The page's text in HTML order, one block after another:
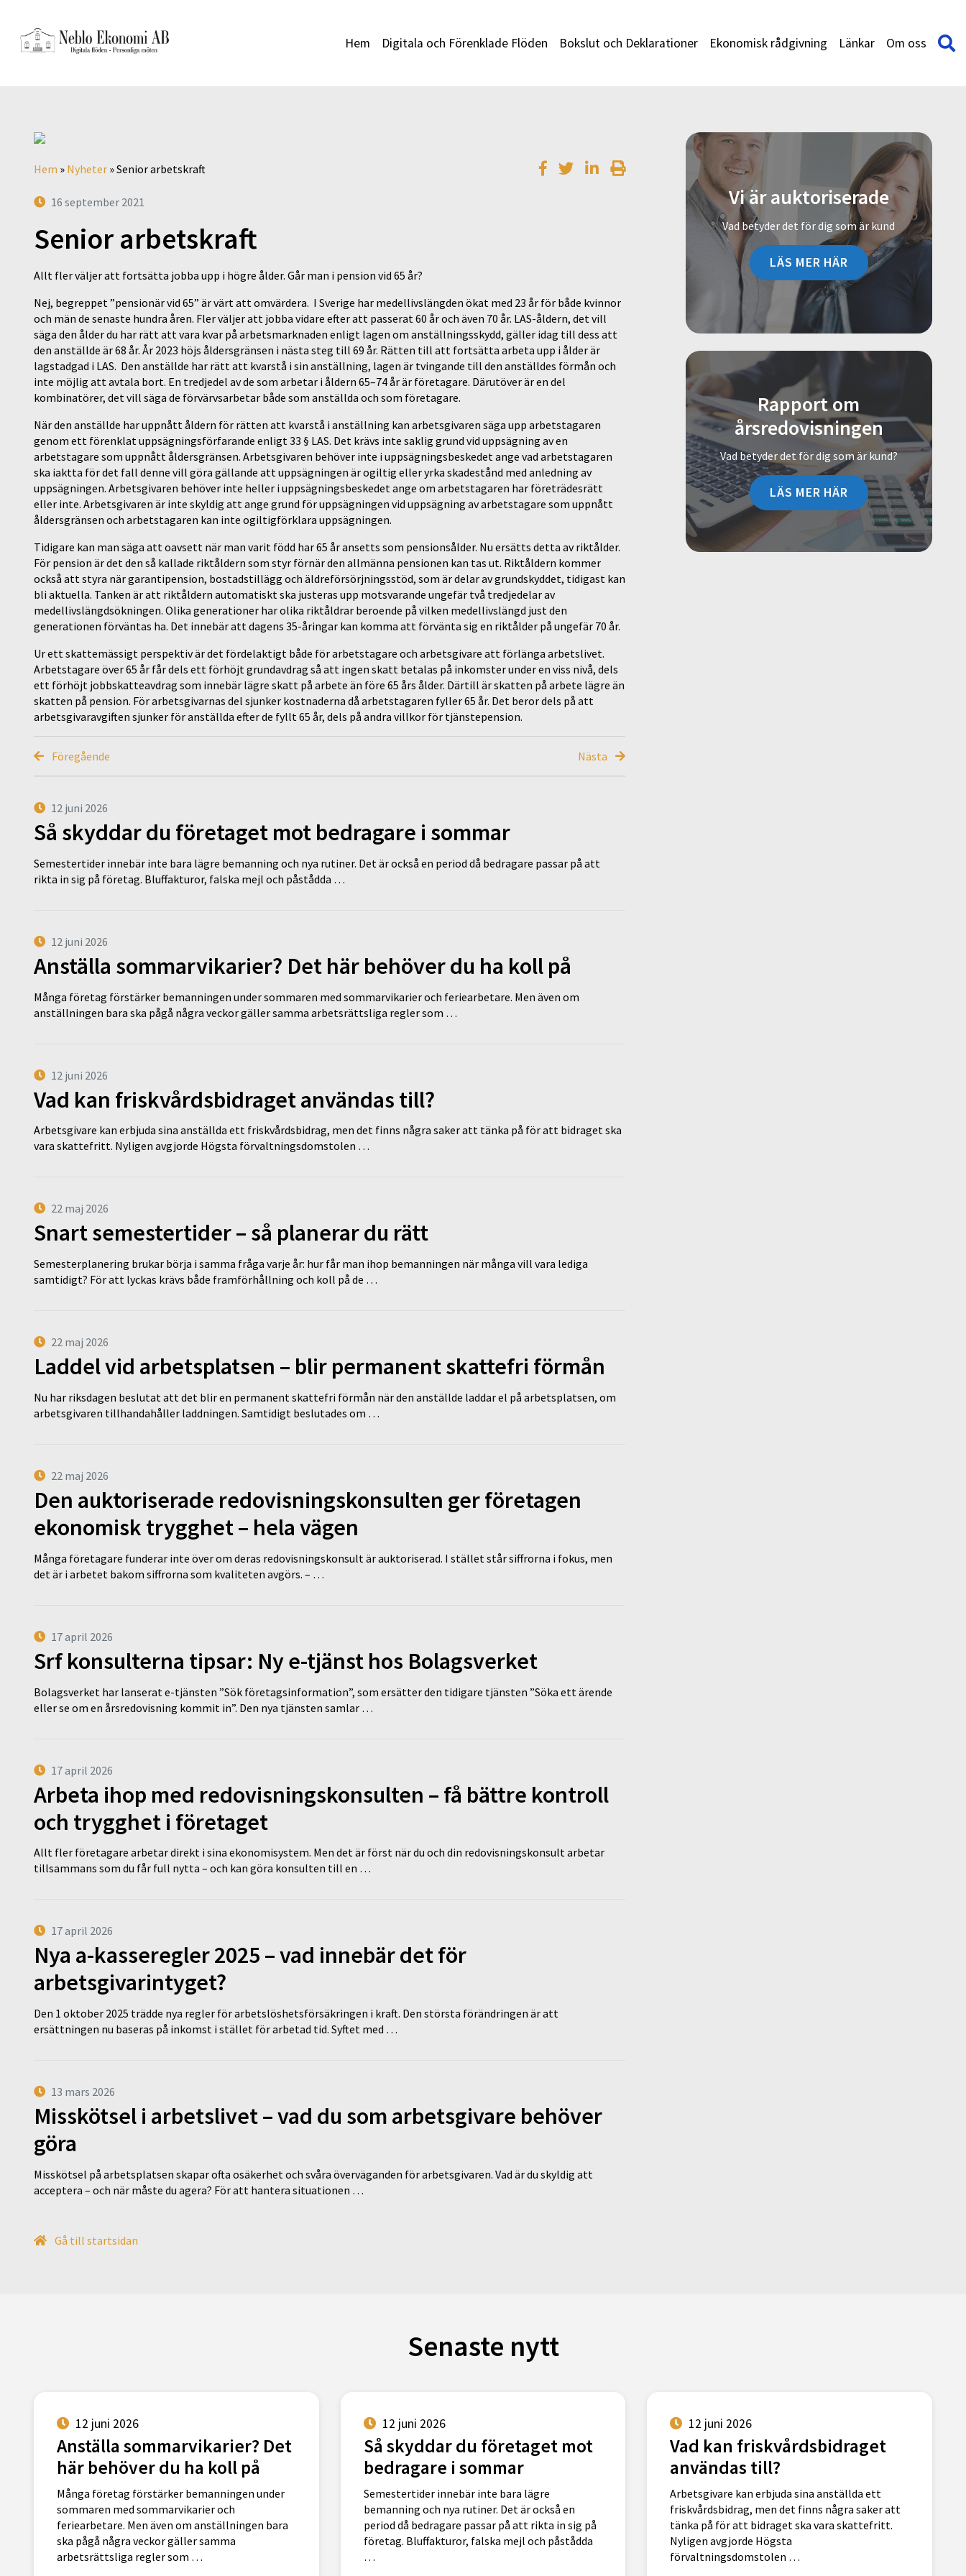
Hem Digitala och Förenklade Flöden Bokslut och Deklarationer Ekonomisk rådgivning Länkar Om oss
Hem » Nyheter »Senior arbetskraft
16 september 2021
Senior arbetskraft
Allt fler väljer att fortsätta jobba upp i högre ålder. Går man i pension vid 65 år?
Nej, begreppet ”pensionär vid 65” är värt att omvärdera. I Sverige har medellivslängden ökat med 23 år för både kvinnor
och män de senaste hundra åren. Fler väljer att jobba vidare efter att passerat 60 år och även 70 år. LAS-åldern, det vill
säga den ålder du har rätt att vara kvar på arbetsmarknaden enligt lagen om anställningsskydd, gäller idag till dess att
den anställde är 68 år. År 2023 höjs åldersgränsen i nästa steg till 69 år. Rätten till att fortsätta arbeta upp i ålder är
lagstadgad i LAS. Den anställde har rätt att kvarstå i sin anställning, lagen är tvingande till den anställdes förmån och
inte möjlig att avtala bort. En tredjedel av de som arbetar i åldern 65–74 år är företagare. Därutöver är en del
kombinatörer, det vill säga de förvärvsarbetar både som anställda och som företagare.
När den anställde har uppnått åldern för rätten att kvarstå i anställning kan arbetsgivaren säga upp arbetstagaren
genom ett förenklat uppsägningsförfarande enligt 33 § LAS. Det krävs inte saklig grund vid uppsägning av en
arbetstagare som uppnått åldersgränsen. Arbetsgivaren behöver inte i uppsägningsbeskedet ange vad arbetstagaren
ska iaktta för det fall denne vill göra gällande att uppsägningen är ogiltig eller yrka skadestånd med anledning av
uppsägningen. Arbetsgivaren behöver inte heller i uppsägningsbeskedet ange om arbetstagaren har företrädesrätt
eller inte. Arbetsgivaren är inte skyldig att ange grund för uppsägningen vid uppsägning av arbetstagare som uppnått
åldersgränsen och arbetstagaren kan inte ogiltigförklara uppsägningen.
Tidigare kan man säga att oavsett när man varit född har 65 år ansetts som pensionsålder. Nu ersätts detta av riktålder.
För pension är det den så kallade riktåldern som styr förnär den allmänna pensionen kan tas ut. Riktåldern kommer
också att styra när garantipension, bostadstillägg och äldreförsörjningsstöd, som är delar av grundskyddet, tidigast kan
bli aktuella. Tanken är att riktåldern automatiskt ska justeras upp motsvarande ungefär två tredjedelar av
medellivslängdsökningen. Olika generationer har olika riktåldrar beroende på vilken medellivslängd just den
generationen förväntas ha. Det innebär att dagens 35-åringar kan komma att förvänta sig en riktålder på ungefär 70 år.
Ur ett skattemässigt perspektiv är det fördelaktigt både för arbetstagare och arbetsgivare att förlänga arbetslivet.
Arbetstagare över 65 år får dels ett förhöjt grundavdrag så att ingen skatt betalas på inkomster under en viss nivå, dels
ett förhöjt jobbskatteavdrag som innebär lägre skatt på arbete än före 65 års ålder. Därtill är skatten på arbete lägre än
skatten på pension. För arbetsgivarnas del sjunker kostnaderna då arbetstagaren fyller 65 år. Det beror dels på att
arbetsgivaravgiften sjunker för anställda efter de fyllt 65 år, dels på andra villkor för tjänstepension.
Föregående Nästa
12 juni 2026
Så skyddar du företaget mot bedragare i sommar
Semestertider innebär inte bara lägre bemanning och nya rutiner. Det är också en period då bedragare passar på att
rikta in sig på företag. Bluffakturor, falska mejl och påstådda …
12 juni 2026
Anställa sommarvikarier? Det här behöver du ha koll på
Många företag förstärker bemanningen under sommaren med sommarvikarier och feriearbetare. Men även om
anställningen bara ska pågå några veckor gäller samma arbetsrättsliga regler som …
12 juni 2026
Vad kan friskvårdsbidraget användas till?
Arbetsgivare kan erbjuda sina anställda ett friskvårdsbidrag, men det finns några saker att tänka på för att bidraget ska
vara skattefritt. Nyligen avgjorde Högsta förvaltningsdomstolen …
22 maj 2026
Snart semestertider – så planerar du rätt
Semesterplanering brukar börja i samma fråga varje år: hur får man ihop bemanningen när många vill vara lediga
samtidigt? För att lyckas krävs både framförhållning och koll på de …
22 maj 2026
Laddel vid arbetsplatsen – blir permanent skattefri förmån
Nu har riksdagen beslutat att det blir en permanent skattefri förmån när den anställde laddar el på arbetsplatsen, om
arbetsgivaren tillhandahåller laddningen. Samtidigt beslutades om …
22 maj 2026
Den auktoriserade redovisningskonsulten ger företagen
ekonomisk trygghet – hela vägen
Många företagare funderar inte över om deras redovisningskonsult är auktoriserad. I stället står siffrorna i fokus, men
det är i arbetet bakom siffrorna som kvaliteten avgörs. – …
17 april 2026
Srf konsulterna tipsar: Ny e-tjänst hos Bolagsverket
Bolagsverket har lanserat e-tjänsten ”Sök företagsinformation”, som ersätter den tidigare tjänsten ”Söka ett ärende
eller se om en årsredovisning kommit in”. Den nya tjänsten samlar …
17 april 2026
Arbeta ihop med redovisningskonsulten – få bättre kontroll
och trygghet i företaget
Allt fler företagare arbetar direkt i sina ekonomisystem. Men det är först när du och din redovisningskonsult arbetar
tillsammans som du får full nytta – och kan göra konsulten till en …
17 april 2026
Nya a-kasseregler 2025 – vad innebär det för
arbetsgivarintyget?
Den 1 oktober 2025 trädde nya regler för arbetslöshetsförsäkringen i kraft. Den största förändringen är att
ersättningen nu baseras på inkomst i stället för arbetad tid. Syftet med …
13 mars 2026
Misskötsel i arbetslivet – vad du som arbetsgivare behöver
göra
Misskötsel på arbetsplatsen skapar ofta osäkerhet och svåra överväganden för arbetsgivaren. Vad är du skyldig att
acceptera – och när måste du agera? För att hantera situationen …
Gå till startsidan
Vi är auktoriserade
Vad betyder det för dig som är kund
LÄS MER HÄR
Rapport om
årsredovisningen
Vad betyder det för dig som är kund?
LÄS MER HÄR
Senaste nytt
12 juni 2026
Anställa sommarvikarier? Det
här behöver du ha koll på
Många företag förstärker bemanningen under
sommaren med sommarvikarier och
feriearbetare. Men även om anställningen bara
ska pågå några veckor gäller samma
arbetsrättsliga regler som …
12 juni 2026
Så skyddar du företaget mot
bedragare i sommar
Semestertider innebär inte bara lägre
bemanning och nya rutiner. Det är också en
period då bedragare passar på att rikta in sig på
företag. Bluffakturor, falska mejl och påstådda
…
12 juni 2026
Vad kan friskvårdsbidraget
användas till?
Arbetsgivare kan erbjuda sina anställda ett
friskvårdsbidrag, men det finns några saker att
tänka på för att bidraget ska vara skattefritt.
Nyligen avgjorde Högsta
förvaltningsdomstolen …